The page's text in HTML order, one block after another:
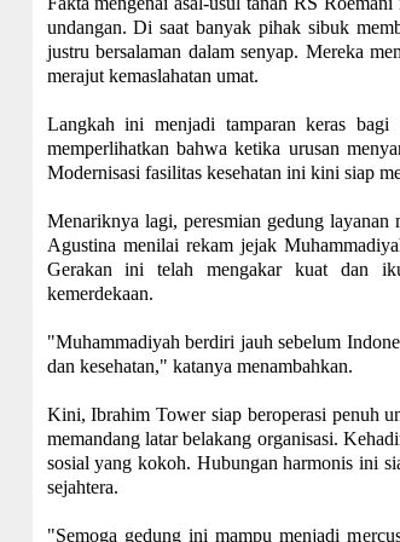
undangan. Di saat banyak pihak sibuk
justru bersalaman dalam senyap. Mereka
merajut kemaslahatan umat.
Langkah ini menjadi tamparan keras
memperlihatkan bahwa ketika urusan
Modernisasi fasilitas kesehatan ini kini siap
Menariknya lagi, peresmian gedung
Agustina menilai rekam jejak
Gerakan ini telah mengakar kuat dan
kemerdekaan.
"Muhammadiyah berdiri jauh sebelum
dan kesehatan," katanya menambahkan.
Kini, Ibrahim Tower siap beroperasi penuh
memandang latar belakang organisasi.
sosial yang kokoh. Hubungan harmonis ini
sejahtera.
"Semoga gedung ini mampu menjadi